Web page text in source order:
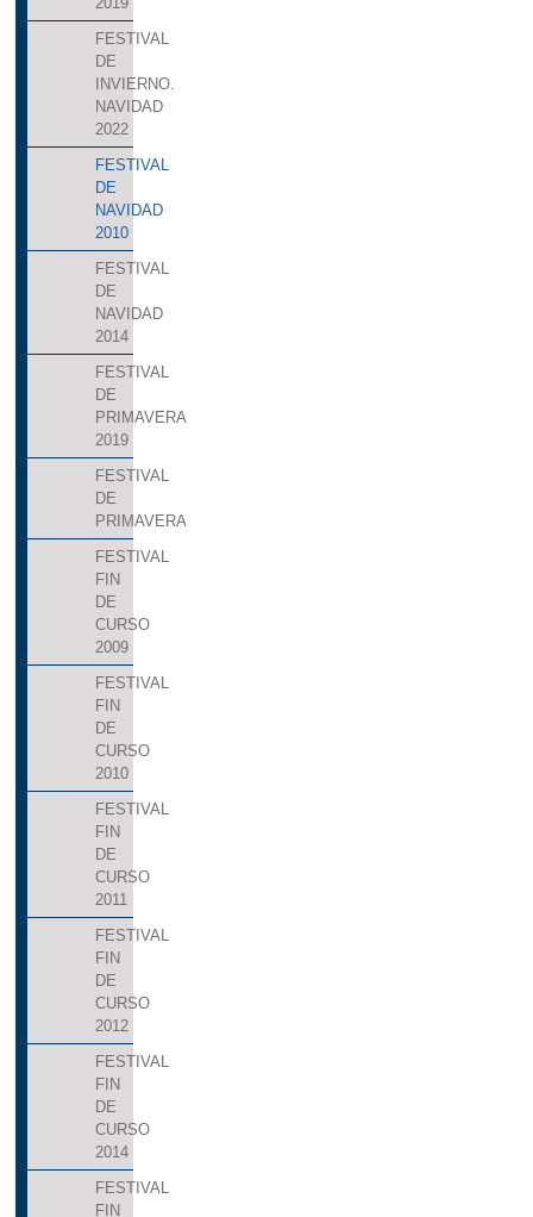
FESTIVAL
DE
INVIERNO.
NAVIDAD
2022
FESTIVAL
DE
NAVIDAD
2010
FESTIVAL
DE
NAVIDAD
2014
FESTIVAL
DE
PRIMAVERA
2019
FESTIVAL
DE
PRIMAVERA
FESTIVAL
FIN
DE
CURSO
2009
FESTIVAL
FIN
DE
CURSO
2010
FESTIVAL
FIN
DE
CURSO
2011
FESTIVAL
FIN
DE
CURSO
2012
FESTIVAL
FIN
DE
CURSO
2014
FESTIVAL
FIN